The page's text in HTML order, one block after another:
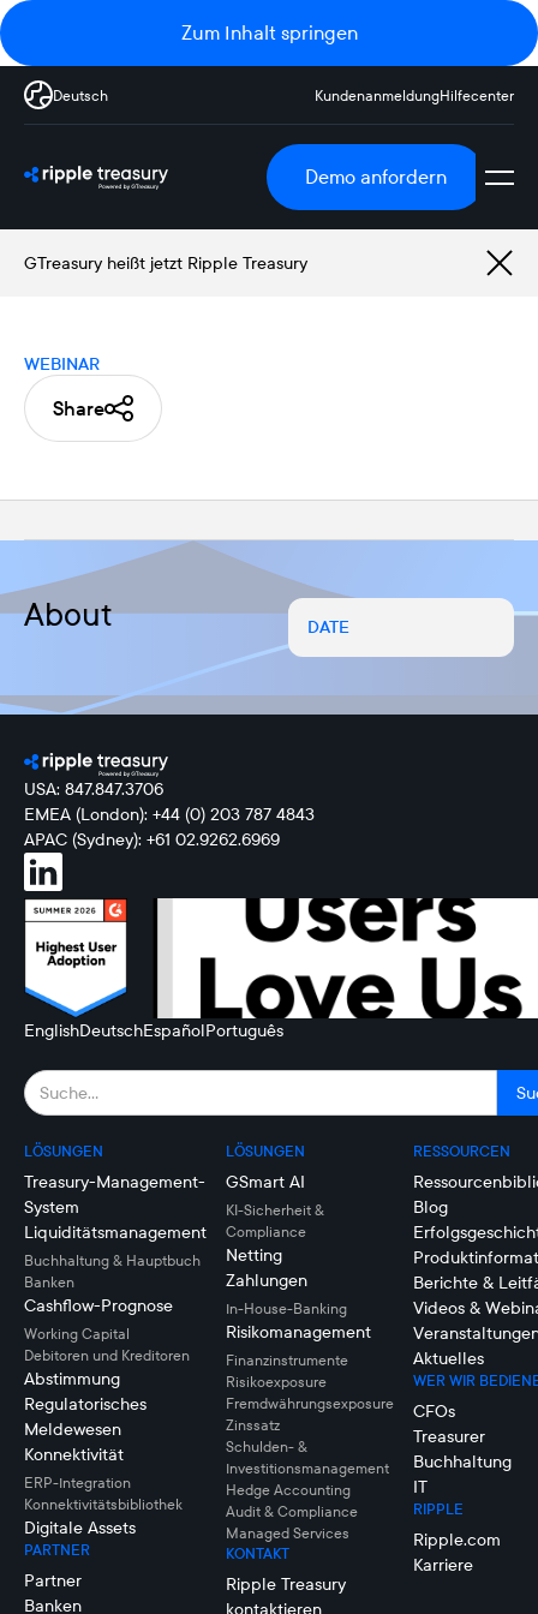
Zum Inhalt springen
Deutsch KundenanmeldungHilfecenter
Demo anfordern
GTreasury heißt jetzt Ripple Treasury
WEBINAR
Share
About DATE
USA: 847.847.3706
EMEA (London): +44 (0) 203 787 4843
APAC (Sydney): +61 02.9262.6969
EnglishDeutschEspañolPortuguês
LÖSUNGEN
Treasury-Management-
System
Liquiditätsmanagement
Buchhaltung & Hauptbuch
Banken
Cashflow-Prognose
Working Capital
Debitoren und Kreditoren
Abstimmung
Regulatorisches
Meldewesen
Konnektivität
ERP-Integration
Konnektivitätsbibliothek
Digitale Assets
PARTNER
Partner
Banken
LÖSUNGEN
GSmart AI
KI-Sicherheit &
Compliance
Netting
Zahlungen
In-House-Banking
Risikomanagement
Finanzinstrumente
Risikoexposure
Fremdwährungsexposure
Zinssatz
Schulden- &
Investitionsmanagement
Hedge Accounting
Audit & Compliance
Managed Services
KONTAKT
Ripple Treasury
kontaktieren
RESSOURCEN
Blog
Berichte &
Videos &
Aktuelles
WER WIR
CFOs
Treasurer
Buchhaltung
IT
RIPPLE
Ripple.com
Karriere